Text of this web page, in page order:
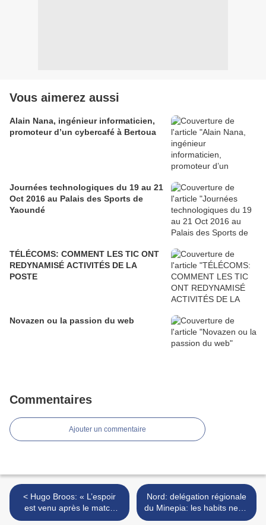
Vous aimerez aussi
Alain Nana, ingénieur informaticien,
promoteur d’un cybercafé à Bertoua
Journées technologiques du 19 au 21
Oct 2016 au Palais des Sports de
Yaoundé
TÉLÉCOMS: COMMENT LES TIC ONT
REDYNAMISÉ ACTIVITÉS DE LA
POSTE
Novazen ou la passion du web
Commentaires
Ajouter un commentaire
< Hugo Broos: « L’espoir
est venu après le match
contre le Sénégal »
Nord: delégation régionale
du Minepia: les habits neufs
>